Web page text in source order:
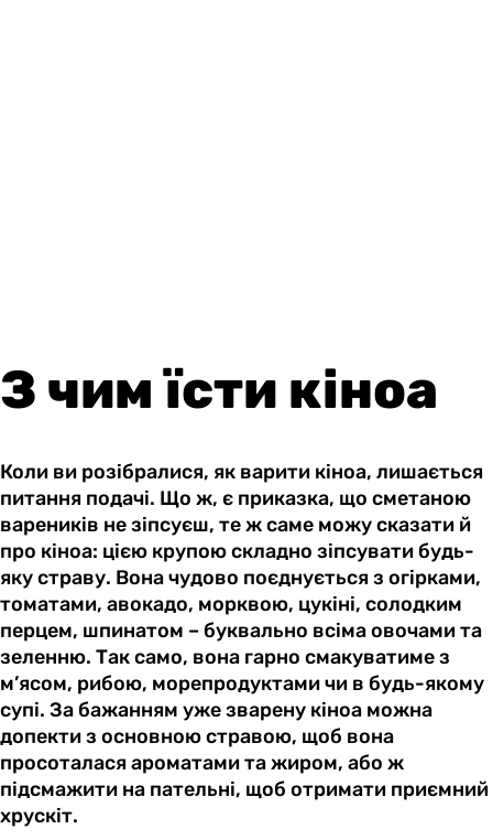
З чим їсти кіноа
Коли ви розібралися, як варити кіноа, лишається
питання подачі. Що ж, є приказка, що сметаною
вареників не зіпсуєш, те ж саме можу сказати й
про кіноа: цією крупою складно зіпсувати будь-
яку страву. Вона чудово поєднується з огірками,
томатами, авокадо, морквою, цукіні, солодким
перцем, шпинатом – буквально всіма овочами та
зеленню. Так само, вона гарно смакуватиме з
м’ясом, рибою, морепродуктами чи в будь-якому
супі. За бажанням уже зварену кіноа можна
допекти з основною стравою, щоб вона
просоталася ароматами та жиром, або ж
підсмажити на пательні, щоб отримати приємний
хрускіт.